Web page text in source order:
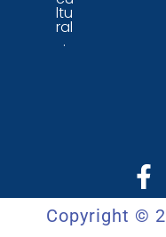
ltu
ral
.
Copyright ©